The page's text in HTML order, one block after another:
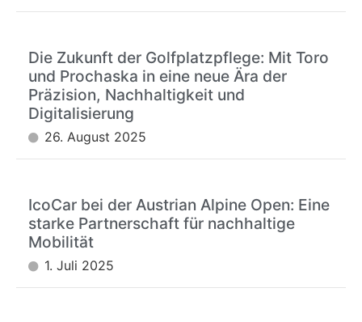
Die Zukunft der Golfplatzpflege: Mit Toro
und Prochaska in eine neue Ära der
Präzision, Nachhaltigkeit und
Digitalisierung
26. August 2025
IcoCar bei der Austrian Alpine Open: Eine
starke Partnerschaft für nachhaltige
Mobilität
1. Juli 2025